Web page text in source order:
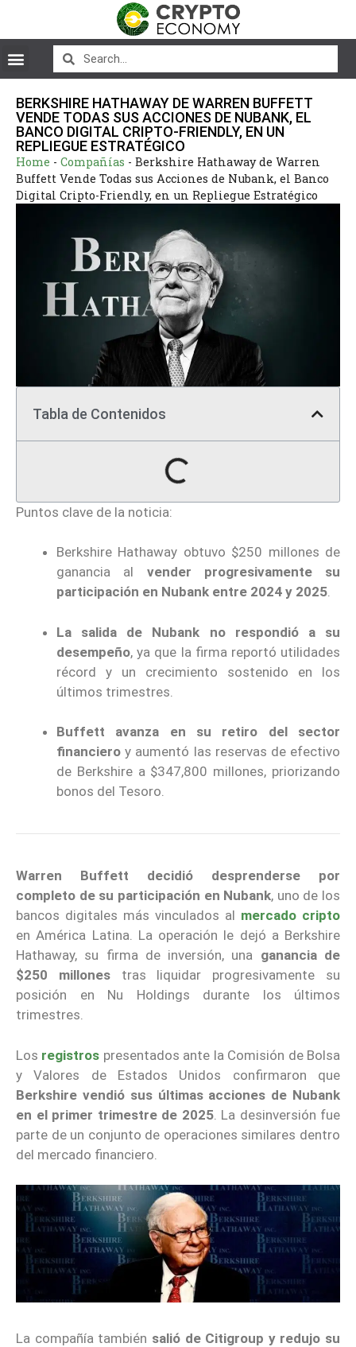
BERKSHIRE HATHAWAY DE WARREN BUFFETT
VENDE TODAS SUS ACCIONES DE NUBANK, EL
BANCO DIGITAL CRIPTO-FRIENDLY, EN UN
REPLIEGUE ESTRATÉGICO
Home - Compañías - Berkshire Hathaway de Warren
Buffett Vende Todas sus Acciones de Nubank, el Banco
Digital Cripto-Friendly, en un Repliegue Estratégico
Tabla de Contenidos
Puntos clave de la noticia:
Berkshire Hathaway obtuvo $250 millones de
ganancia al vender progresivamente su
participación en Nubank entre 2024 y 2025.
La salida de Nubank no respondió a su
desempeño, ya que la firma reportó utilidades
récord y un crecimiento sostenido en los
últimos trimestres.
Buffett avanza en su retiro del sector
financiero y aumentó las reservas de efectivo
de Berkshire a $347,800 millones, priorizando
bonos del Tesoro.
Warren Buffett decidió desprenderse por
completo de su participación en Nubank, uno de los
bancos digitales más vinculados al mercado cripto
en América Latina. La operación le dejó a Berkshire
Hathaway, su firma de inversión, una ganancia de
$250 millonestras liquidar progresivamente su
posición en Nu Holdings durante los últimos
trimestres.
Los registros presentados ante la Comisión de Bolsa
y Valores de Estados Unidos confirmaron que
Berkshire vendió sus últimas acciones de Nubank
en el primer trimestre de 2025. La desinversión fue
parte de un conjunto de operaciones similares dentro
del mercado financiero.
La compañía también salió de Citigroup y redujo su